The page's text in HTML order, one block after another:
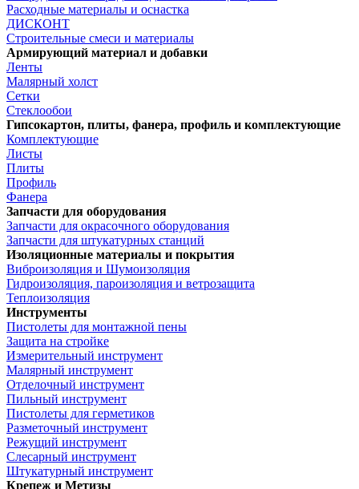
Расходные материалы и оснастка
ДИСКОНТ
Строительные смеси и материалы
Армирующий материал и добавки
Ленты
Малярный холст
Сетки
Стеклообои
Гипсокартон, плиты, фанера, профиль и комплектующие
Комплектующие
Листы
Плиты
Профиль
Фанера
Запчасти для оборудования
Запчасти для окрасочного оборудования
Запчасти для штукатурных станций
Изоляционные материалы и покрытия
Виброизоляция и Шумоизоляция
Гидроизоляция, пароизоляция и ветрозащита
Теплоизоляция
Инструменты
Пистолеты для монтажной пены
Защита на стройке
Измерительный инструмент
Малярный инструмент
Отделочный инструмент
Пильный инструмент
Пистолеты для герметиков
Разметочный инструмент
Режущий инструмент
Слесарный инструмент
Штукатурный инструмент
Крепеж и Метизы